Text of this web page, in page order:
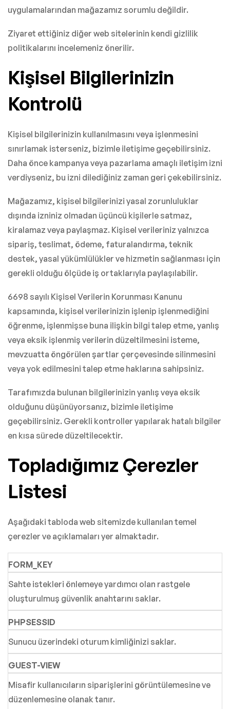
uygulamalarından mağazamız sorumlu değildir.
Ziyaret ettiğiniz diğer web sitelerinin kendi gizlilik
politikalarını incelemeniz önerilir.
Kişisel Bilgilerinizin
Kontrolü
Kişisel bilgilerinizin kullanılmasını veya işlenmesini
sınırlamak isterseniz, bizimle iletişime geçebilirsiniz.
Daha önce kampanya veya pazarlama amaçlı iletişim izni
verdiyseniz, bu izni dilediğiniz zaman geri çekebilirsiniz.
Mağazamız, kişisel bilgilerinizi yasal zorunluluklar
dışında izniniz olmadan üçüncü kişilerle satmaz,
kiralamaz veya paylaşmaz. Kişisel verileriniz yalnızca
sipariş, teslimat, ödeme, faturalandırma, teknik
destek, yasal yükümlülükler ve hizmetin sağlanması için
gerekli olduğu ölçüde iş ortaklarıyla paylaşılabilir.
6698 sayılı Kişisel Verilerin Korunması Kanunu
kapsamında, kişisel verilerinizin işlenip işlenmediğini
öğrenme, işlenmişse buna ilişkin bilgi talep etme, yanlış
veya eksik işlenmiş verilerin düzeltilmesini isteme,
mevzuatta öngörülen şartlar çerçevesinde silinmesini
veya yok edilmesini talep etme haklarına sahipsiniz.
Tarafımızda bulunan bilgilerinizin yanlış veya eksik
olduğunu düşünüyorsanız, bizimle iletişime
geçebilirsiniz. Gerekli kontroller yapılarak hatalı bilgiler
en kısa sürede düzeltilecektir.
Topladığımız Çerezler
Listesi
Aşağıdaki tabloda web sitemizde kullanılan temel
çerezler ve açıklamaları yer almaktadır.
FORM_KEY
Sahte istekleri önlemeye yardımcı olan rastgele
oluşturulmuş güvenlik anahtarını saklar.
PHPSESSID
Sunucu üzerindeki oturum kimliğinizi saklar.
GUEST-VIEW
Misafir kullanıcıların siparişlerini görüntülemesine ve
düzenlemesine olanak tanır.